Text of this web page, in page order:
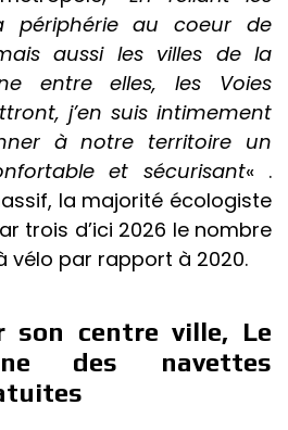
périphérie au coeur de
aussi les villes de la
entre elles, les Voies
j’en suis intimement
à notre territoire un
et sécurisant« .
la majorité écologiste
trois d’ici 2026 le nombre
vélo par rapport à 2020.
son centre ville, Le
des navettes